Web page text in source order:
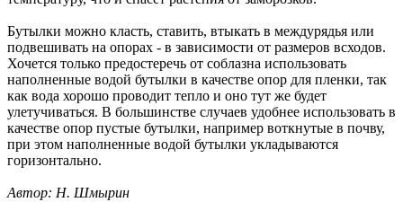
Бутылки можно класть, ставить, втыкать в междурядья или
подвешивать на опорах - в зависимости от размеров всходов.
Хочется только предостеречь от соблазна использовать
наполненные водой бутылки в качестве опор для пленки, так
как вода хорошо проводит тепло и оно тут же будет
улетучиваться. В большинстве случаев удобнее использовать в
качестве опор пустые бутылки, например воткнутые в почву,
при этом наполненные водой бутылки укладываются
горизонтально.
Автор: Н. Шмырин